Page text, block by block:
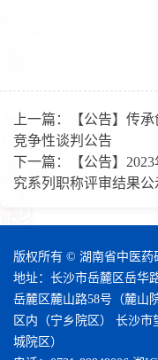
上一篇：
【公告】传
竞争性谈判公告
下一篇：
【公告】
究系列职称评审结果公
版权所有 © 湖南省中医药
地址：长沙市岳麓区岳华
岳麓区麓山路58号（麓山
区内（宁乡院区） 长沙
城院区）